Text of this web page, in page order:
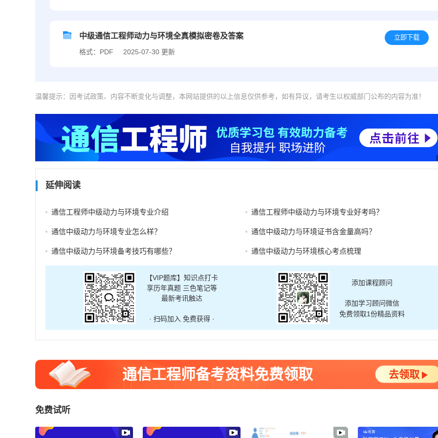
中级通信工程师动力与环境全真模拟密卷及答案
格式：PDF 2025-07-30 更新
立即下载
温馨提示：因考试政策、内容不断变化与调整，本网站提供的以上信息仅供参考，如有异议，请考生以权威部门公布的内容为准！
延伸阅读
通信工程师中级动力与环境专业介绍 通信工程师中级动力与环境专业好考吗？
通信中级动力与环境专业怎么样？ 通信中级动力与环境证书含金量高吗？
通信中级动力与环境备考技巧有哪些？ 通信中级动力与环境核心考点梳理
【VIP题库】知识点打卡
享历年真题 三色笔记等
最新考讯触达
· 扫码加入 免费获得 ·
添加课程顾问
添加学习顾问微信
免费领取1份精品资料
通信工程师备考资料免费领取 去领取
免费试听